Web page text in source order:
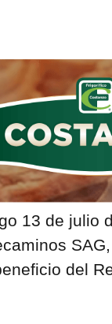
13 de julio
del